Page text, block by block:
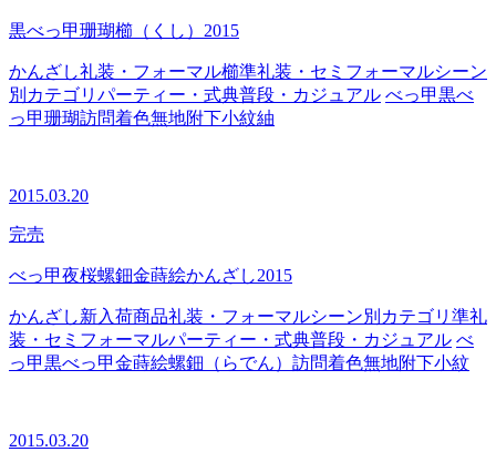
黒べっ甲珊瑚櫛（くし）2015
かんざし礼装・フォーマル櫛準礼装・セミフォーマルシーン
別カテゴリ パーティー・式典普段・カジュアル べっ甲黒べ
っ甲珊瑚訪問着色無地附下小紋紬
2015.03.20
完売
べっ甲夜桜螺鈿金蒔絵かんざし2015
かんざし新入荷商品礼装・フォーマルシーン別カテゴリ 準礼
装・セミフォーマルパーティー・式典普段・カジュアル べ
っ甲黒べっ甲金蒔絵螺鈿（らでん） 訪問着色無地附下小紋
2015.03.20